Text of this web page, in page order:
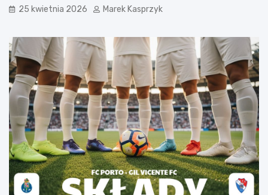
25 kwietnia 2026 Marek Kasprzyk